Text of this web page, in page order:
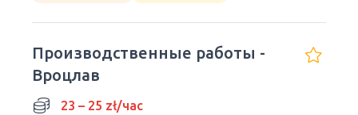
Производственные работы -
Вроцлав
23 – 25 zł/час